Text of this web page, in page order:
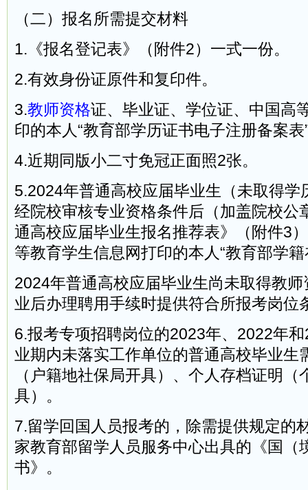
（二）报名所需提交材料
1.《报名登记表》（附件2）一式一份。
2.有效身份证原件和复印件。
3.教师资格证、毕业证、学位证、中国高
印的本人“教育部学历证书电子注册备案表
4.近期同版小二寸免冠正面照2张。
5.2024年普通高校应届毕业生（未取得学
经院校审核专业资格条件后（加盖院校公
通高校应届毕业生报名推荐表》（附件3
等教育学生信息网打印的本人“教育部学
2024年普通高校应届毕业生尚未取得教
业后办理聘用手续时提供符合所报考岗位
6.报考专项招聘岗位的2023年、2022年
业期内未落实工作单位的普通高校毕业生
（户籍地社保局开具）、个人存档证明（
具）。
7.留学回国人员报考的，除需提供规定的
家教育部留学人员服务中心出具的《国（
书》。